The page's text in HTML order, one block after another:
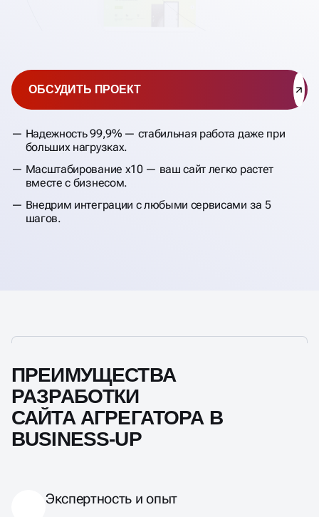
Надежность 99,9% — стабильная работа даже при
больших нагрузках.
Масштабирование x10 — ваш сайт легко растет
вместе с бизнесом.
Внедрим интеграции с любыми сервисами за 5
шагов.
ОБСУДИТЬ ПРОЕКТ
ПРЕИМУЩЕСТВА
РАЗРАБОТКИ
САЙТА АГРЕГАТОРА В
BUSINESS-UP
Экспертность и опыт